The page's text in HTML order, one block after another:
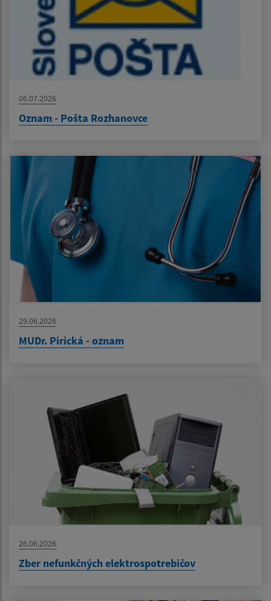
06.07.2026
Oznam - Pošta Rozhanovce
29.06.2026
MUDr. Pirická - oznam
26.06.2026
Zber nefunkčných elektrospotrebičov